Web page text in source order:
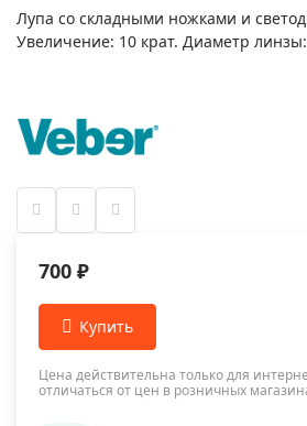
Лупа со складными ножками и
Увеличение: 10 крат. Диаметр
700 ₽
Цена действительна только для
отличаться от цен в розничных